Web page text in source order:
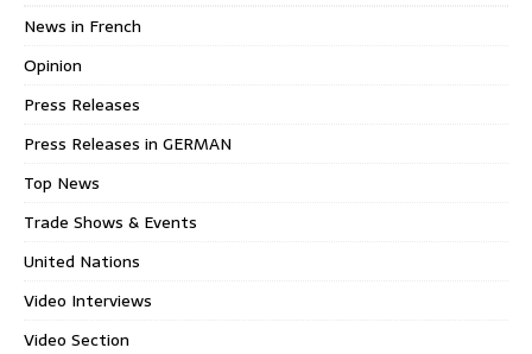
News in French
Opinion
Press Releases
Press Releases in GERMAN
Top News
Trade Shows & Events
United Nations
Video Interviews
Video Section